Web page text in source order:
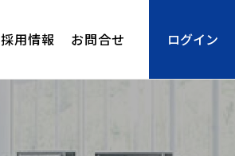
採用情報 お問合せ ログイン